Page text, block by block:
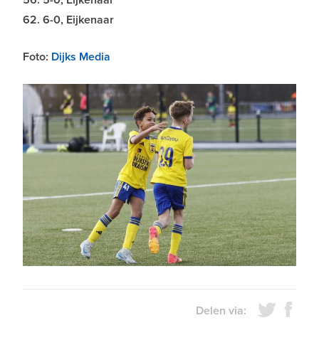
62. 6-0, Eijkenaar
Foto: Dijks Media
Delen via: